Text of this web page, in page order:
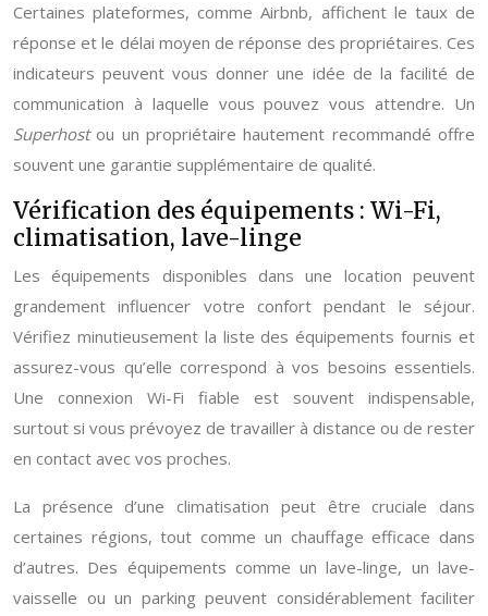
Certaines plateformes, comme Airbnb, affichent le taux de
réponse et le délai moyen de réponse des propriétaires. Ces
indicateurs peuvent vous donner une idée de la facilité de
communication à laquelle vous pouvez vous attendre. Un
Superhostou un propriétaire hautement recommandé offre
souvent une garantie supplémentaire de qualité.
Vérification des équipements : Wi-Fi,
climatisation, lave-linge
Les équipements disponibles dans une location peuvent
grandement influencer votre confort pendant le séjour.
Vérifiez minutieusement la liste des équipements fournis et
assurez-vous qu’elle correspond à vos besoins essentiels.
Une connexion Wi-Fi fiable est souvent indispensable,
surtout si vous prévoyez de travailler à distance ou de rester
en contact avec vos proches.
La présence d’une climatisation peut être cruciale dans
certaines régions, tout comme un chauffage efficace dans
d’autres. Des équipements comme un lave-linge, un lave-
vaisselle ou un parking peuvent considérablement faciliter